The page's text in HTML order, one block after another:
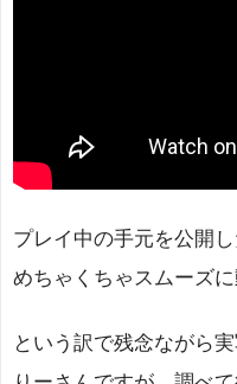
プレイ中の手元を公開
めちゃくちゃスムーズ
という訳で残念ながら